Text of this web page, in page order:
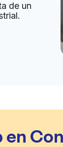
de un